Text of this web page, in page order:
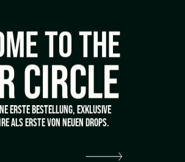
Mit dem Anmelden stimme ich der
Datenschutzrichtlinie
und den Nutzungsbedingungen
von Tom Hemp’s zu.TO THE
CIRCLE
ERSTE BESTELLUNG, EXKLUSIVE
ALS ERSTE VON NEUEN DROPS.